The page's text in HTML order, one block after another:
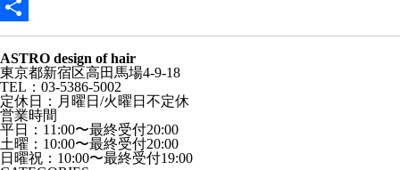
Hatena
共
有
ASTRO design of hair
東京都新宿区高田馬場4-9-18
TEL：03-5386-5002
定休日：月曜日/火曜日不定休
営業時間
平日：11:00〜最終受付20:00
土曜：10:00〜最終受付20:00
日曜祝：10:00〜最終受付19:00